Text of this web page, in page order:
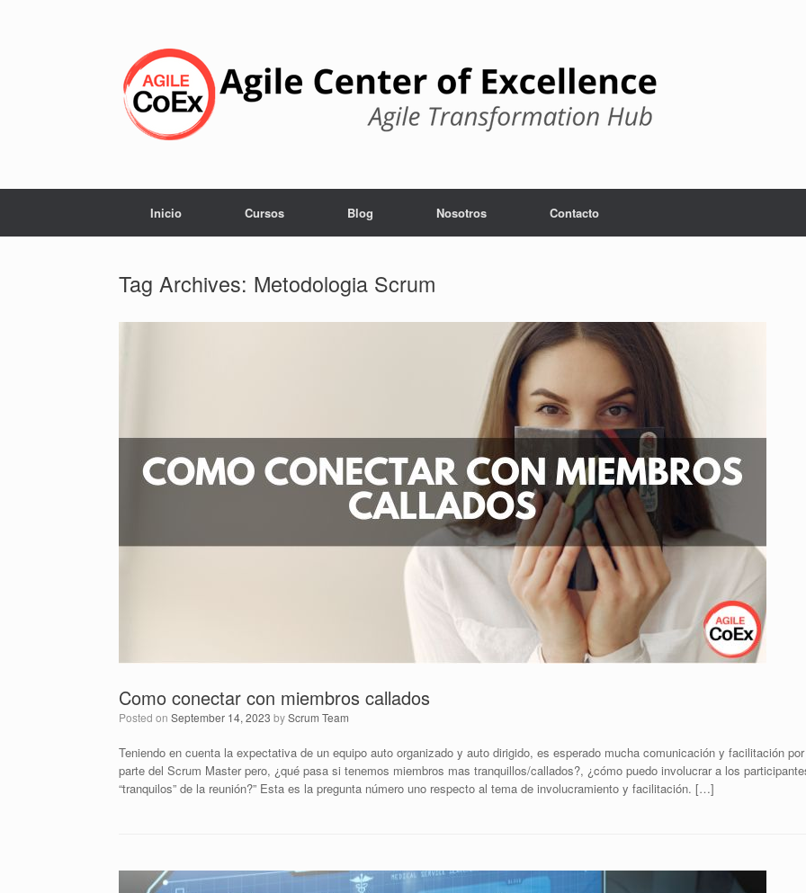
Inicio Cursos Blog Nosotros Contacto
Tag Archives: Metodologia Scrum
Como conectar con miembros callados
Posted on September 14, 2023 byScrum Team
Teniendo en cuenta la expectativa de un equipo auto organizado y auto dirigido, es esperado mucha comunicación y facilitación por
parte del Scrum Master pero, ¿qué pasa si tenemos miembros mas tranquillos/callados?, ¿cómo puedo involucrar a los
“tranquilos” de la reunión?” Esta es la pregunta número uno respecto al tema de involucramiento y facilitación. […]